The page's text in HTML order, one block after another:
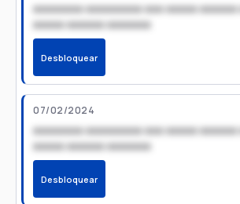
xxxxxxxx xxxxxxxxx xxx xxxxx
xxxxx xxxxxx xxxxxxx
Desbloquear
07/02/2024
xxxxxxxx xxxxxxxxx xxx xxxxx
xxxxx xxxxxx xxxxxxx
Desbloquear